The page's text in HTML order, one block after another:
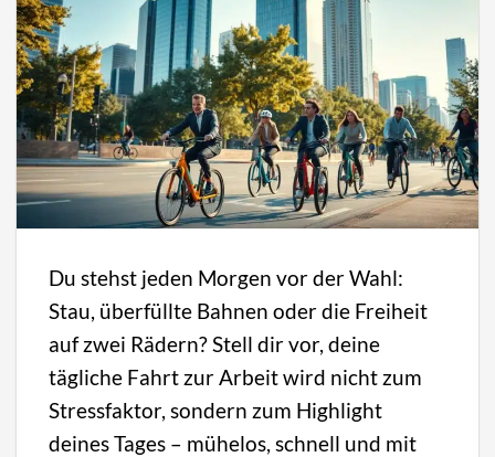
Du stehst jeden Morgen vor der Wahl:
Stau, überfüllte Bahnen oder die Freiheit
auf zwei Rädern? Stell dir vor, deine
tägliche Fahrt zur Arbeit wird nicht zum
Stressfaktor, sondern zum Highlight
deines Tages – mühelos, schnell und mit